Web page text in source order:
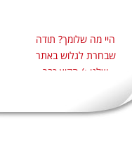
היי מה שלומך? תודה
שבחרת לגלוש באתר
שלנו :) הקיץ כבר
במיוחד עבורכם, מגוון